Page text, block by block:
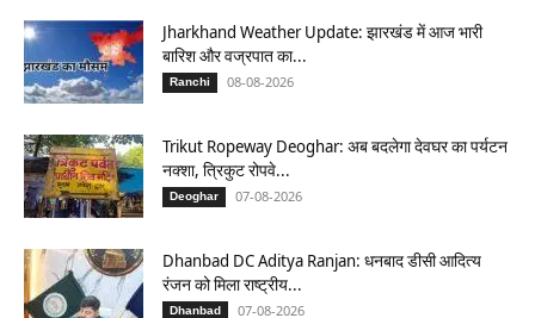
Jharkhand Weather Update: झारखंड में आज भारी
बारिश और वज्रपात का...
Ranchi 08-08-2026
Trikut Ropeway Deoghar: अब बदलेगा देवघर का पर्यटन
नक्शा, त्रिकुट रोपवे...
Deoghar 07-08-2026
Dhanbad DC Aditya Ranjan: धनबाद डीसी आदित्य
रंजन को मिला राष्ट्रीय...
Dhanbad 07-08-2026